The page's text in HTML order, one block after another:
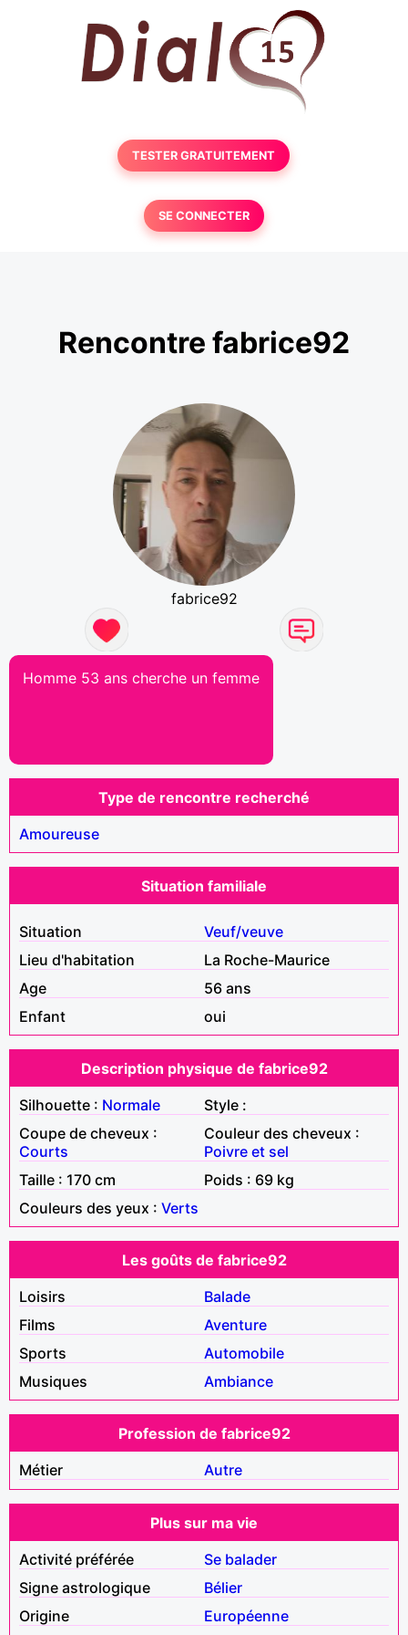
TESTER GRATUITEMENT
SE CONNECTER
Rencontre fabrice92
fabrice92
Homme 53 ans cherche un femme
Type de rencontre recherché
Amoureuse
Situation familiale
Situation
Veuf/veuve
Lieu d'habitation
La Roche-Maurice
Age
56 ans
Enfant
oui
Description physique de fabrice92
Silhouette : Normale
Style :
Coupe de cheveux :
Courts
Couleur des cheveux :
Poivre et sel
Taille : 170 cm
Poids : 69 kg
Couleurs des yeux : Verts
Les goûts de fabrice92
Loisirs
Balade
Films
Aventure
Sports
Automobile
Musiques
Ambiance
Profession de fabrice92
Métier
Autre
Plus sur ma vie
Activité préférée
Se balader
Signe astrologique
Bélier
Origine
Européenne